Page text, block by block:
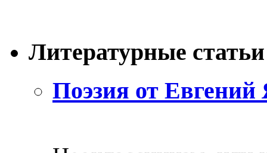
Литературные статьи
Поэзия от Евгений